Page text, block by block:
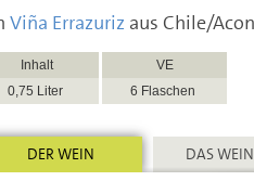
Viña Errazuriz aus Chile/
Inhalt
VE
0,75 Liter
6 Flaschen
DER WEIN DAS